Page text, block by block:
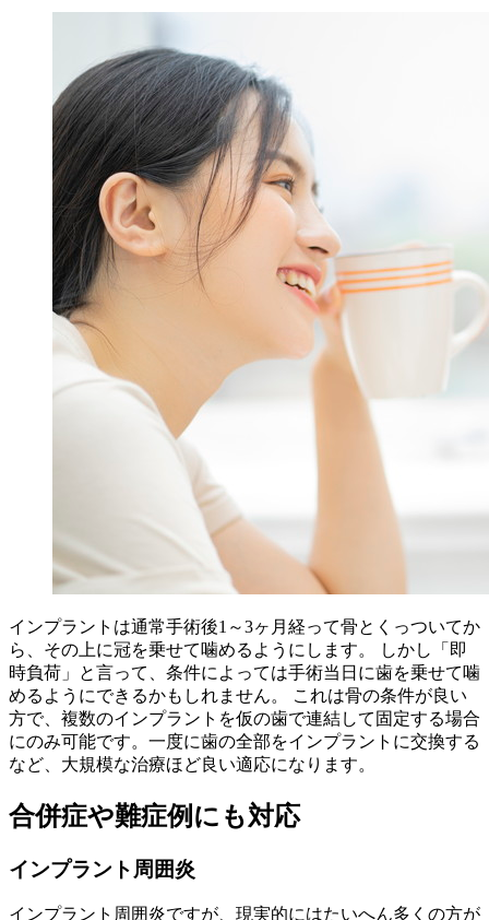
インプラントは通常手術後1～3ヶ月経って骨とくっついてか
ら、その上に冠を乗せて噛めるようにします。 しかし「即
時負荷」と言って、条件によっては手術当日に歯を乗せて噛
めるようにできるかもしれません。 これは骨の条件が良い
方で、複数のインプラントを仮の歯で連結して固定する場合
にのみ可能です。一度に歯の全部をインプラントに交換する
など、大規模な治療ほど良い適応になります。
合併症や難症例にも対応
インプラント周囲炎
インプラント周囲炎ですが、現実的にはたいへん多くの方が